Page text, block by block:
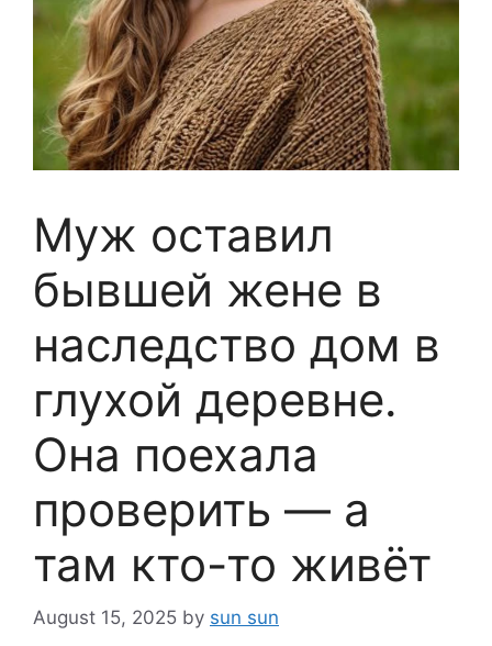
Муж оставил
бывшей жене в
наследство дом в
глухой деревне.
Она поехала
проверить — а
там кто-то живёт
August 15, 2025 by sun sun